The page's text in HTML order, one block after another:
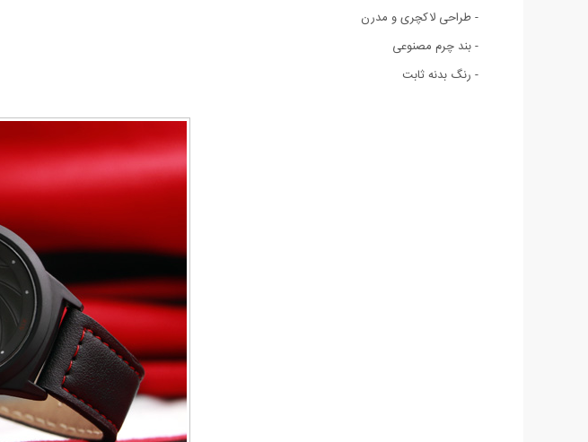
- طراحی لاکچری و مدرن
- بند چرم مصنوعی
- رنگ بدنه ثابت